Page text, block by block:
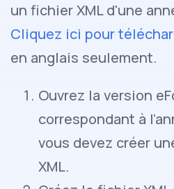
un fichier XML d'une
Cliquez ici pour
en anglais seulement.
Ouvrez la version
correspondant à
vous devez créer
XML.